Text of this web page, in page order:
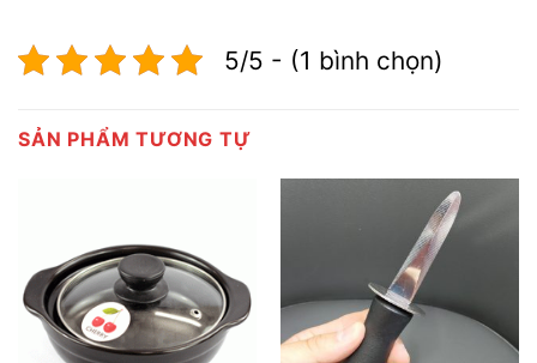
5/5 - (1 bình chọn)
SẢN PHẨM TƯƠNG TỰ